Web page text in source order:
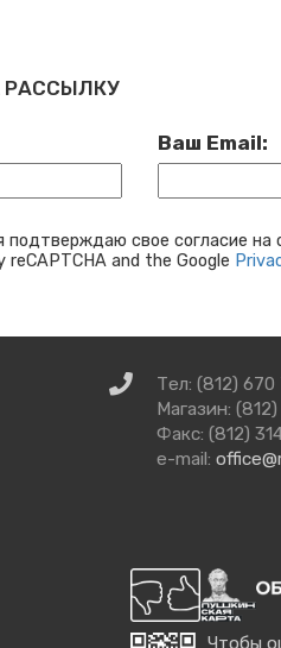
РАССЫЛКУ
Ваш Email:
подтверждаю свое согласие
and the Google
Связаться
нами
Тел: (812) 670
Магазин:
Факс: (812)
e-mail:
Чтобы